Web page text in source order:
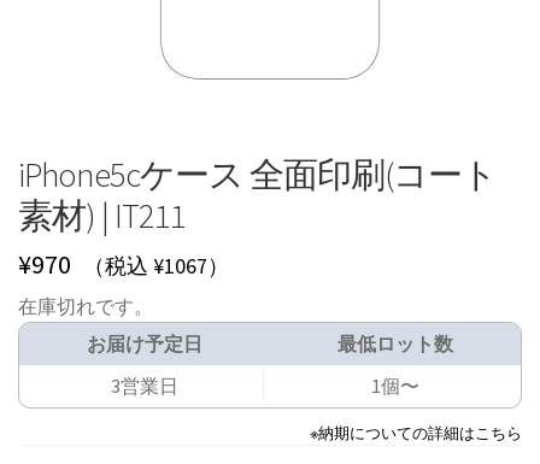
iPhone5cケース 全面印刷(コート
素材) | IT211
¥970 （税込 ¥1067）
在庫切れです。
お届け予定日
3営業日
最低ロット数
1個〜
※納期についての詳細はこちら